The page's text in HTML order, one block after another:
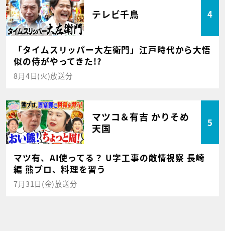
テレビ千鳥 4
「タイムスリッパー大左衛門」江戸時代から大悟
似の侍がやってきた!?
8月4日(火)放送分
マツコ＆有吉 かりそめ
天国
5
マツ有、AI使ってる？ U字工事の敵情視察 長崎
編 熊プロ、料理を習う
7月31日(金)放送分